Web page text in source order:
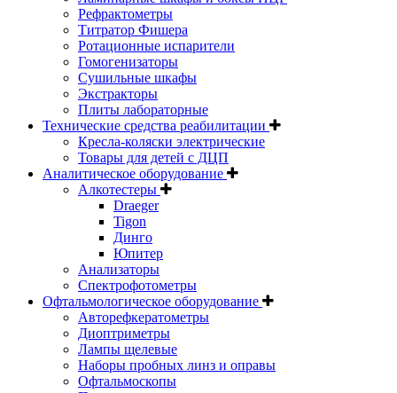
Рефрактометры
Титратор Фишера
Ротационные испарители
Гомогенизаторы
Сушильные шкафы
Экстракторы
Плиты лабораторные
Технические средства реабилитации
Кресла-коляски электрические
Товары для детей с ДЦП
Аналитическое оборудование
Алкотестеры
Draeger
Tigon
Динго
Юпитер
Анализаторы
Спектрофотометры
Офтальмологическое оборудование
Авторефкератометры
Диоптриметры
Лампы щелевые
Наборы пробных линз и оправы
Офтальмоскопы